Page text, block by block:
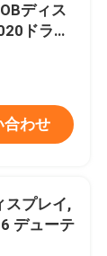
ディス
ドライ
合わせ
スプレイ,
デューテ